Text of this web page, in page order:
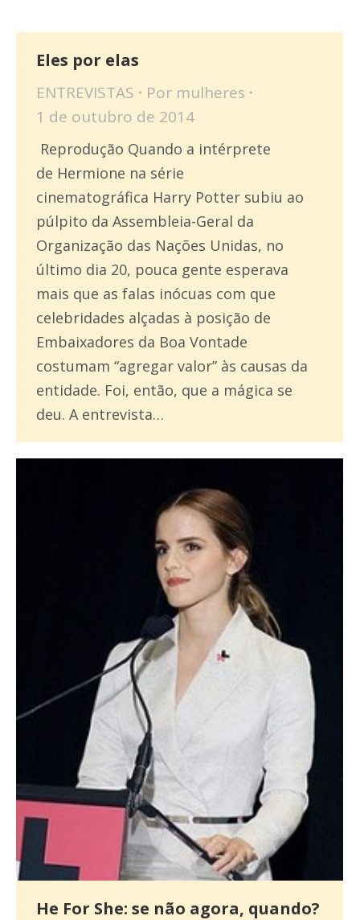
Eles por elas
ENTREVISTAS Por mulheres
1 de outubro de 2014
Reprodução Quando a intérprete
de Hermione na série
cinematográfica Harry Potter subiu ao
púlpito da Assembleia-Geral da
Organização das Nações Unidas, no
último dia 20, pouca gente esperava
mais que as falas inócuas com que
celebridades alçadas à posição de
Embaixadores da Boa Vontade
costumam “agregar valor” às causas da
entidade. Foi, então, que a mágica se
deu. A entrevista…
He For She: se não agora, quando?